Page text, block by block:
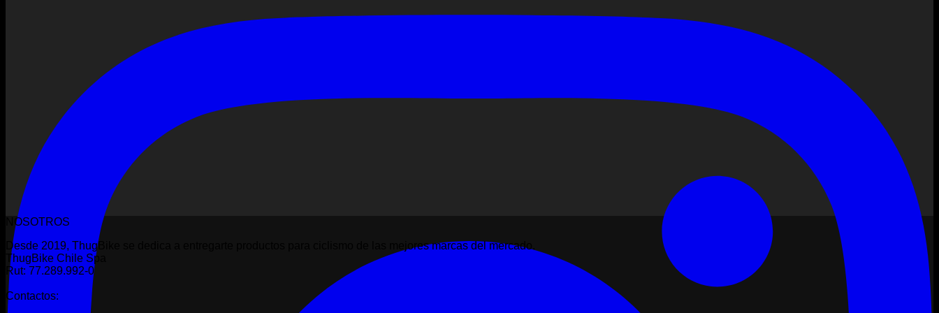
NOSOTROS
Desde 2019, ThugBike se dedica a entregarte productos para ciclismo de las mejores marcas del mercado.
ThugBike Chile Spa
Rut: 77.289.992-0
Contactos: